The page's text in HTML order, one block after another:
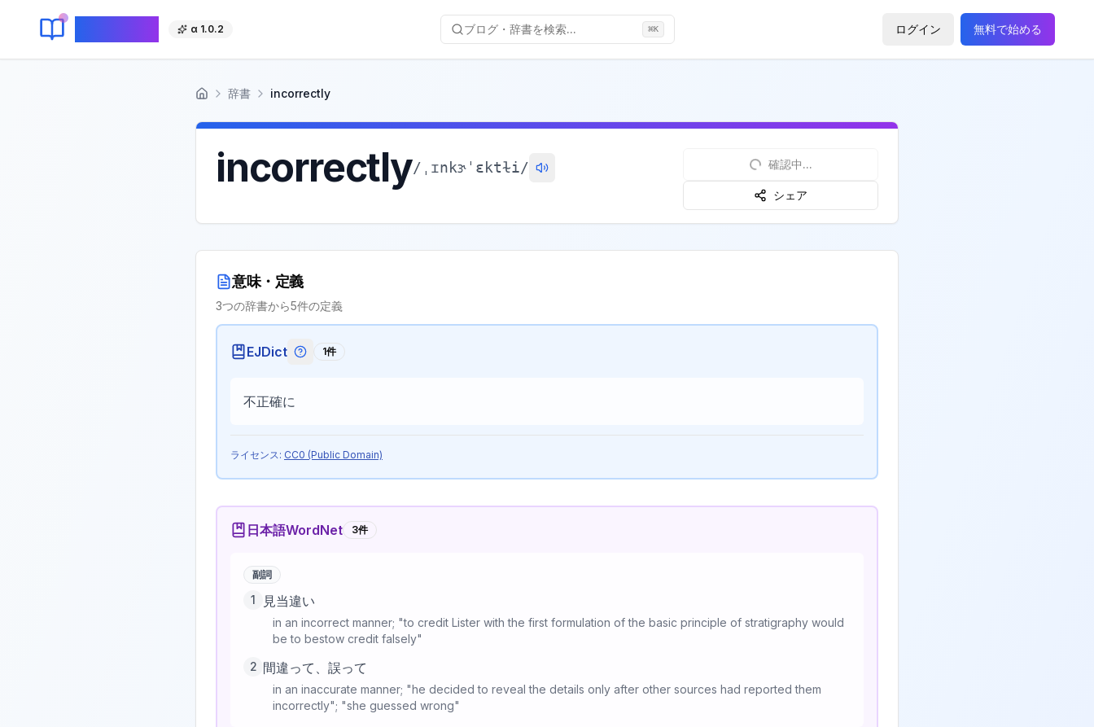
α 1.0.2 ブログ・辞書を検索... ⌘K ログイン 無料で始める
ホーム 辞書 incorrectly
incorrectly/ ˌɪnkɝˈɛktɫi/ 確認中...
シェア
意味・定義
3つの辞書から5件の定義
EJDict EJDictの記号説明
1件
不正確に
ライセンス: CC0 (Public Domain)
日本語WordNet 3件
副詞
1 見当違い
in an incorrect manner; "to credit Lister with the first formulation of the basic principle of stratigraphy would
be to bestow credit falsely"
2 間違って、誤って
in an inaccurate manner; "he decided to reveal the details only after other sources had reported them
incorrectly"; "she guessed wrong"